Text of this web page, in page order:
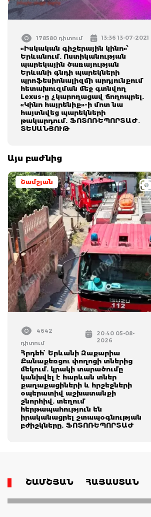
178580 դիտում 13:36 13-07-2021
«Իսկական գիշերային կինո»՝
Երևանում. Ոստիկանության
պարեկային ծառայության
Երևանի գնդի պարեկների
պրոֆեսիոնալիզմի արդյունքում
հետախուզման մեջ գտնվող
Lexus-ը չկարողացավ ճողոպրել.
«Կինո հայրենիք»-ի մոտ նա
հայտնվեց պարեկների
թակարդում. ՖՈՏՈՌԵՊՈՐՏԱԺ․
ՏԵՍԱՆՅՈՒԹ
Այս բաժնից
Շամշյան
4642
դիտում
20:40 05-08-
2026
Հրդեհ՝ Երևանի Զաքարիա
Քանաքեռցու փողոցի տներից
մեկում. կրակի տարածումը
կանխվել է հարևան տներ
քաղաքացիների և հրշեջների
օպերատիվ աշխատանքի
շնորհիվ. տեղում
հերթապահություն են
իրականացրել շտապօգնության
բժիշկները. ՖՈՏՈՌԵՊՈՐՏԱԺ
ՇԱՄՇՅԱՆ ՀԱՅԱՍՏԱՆ